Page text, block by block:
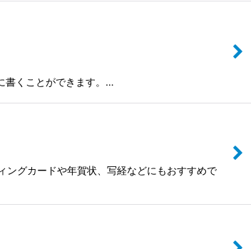
書くことができます。…
グカードや年賀状、写経などにもおすすめで